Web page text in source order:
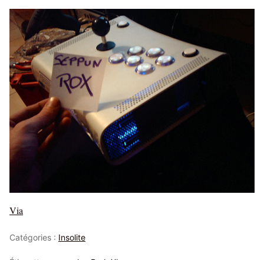
Via
Catégories : Insolite